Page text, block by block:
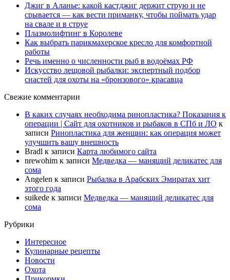
Джиг в Аланье: какой кастджиг держит струю и не
срывается — как вести приманку, чтобы поймать удар
на свале и в струе
Плазмолифтинг в Королеве
Как выбрать парикмахерское кресло для комфортной
работы
Речь именно о численности рыб в водоёмах РФ
Искусство лещовой рыбалки: экспертный подбор
снастей для охоты на «бронзового» красавца
Свежие комментарии
В каких случаях необходима ринопластика? Показания к
операции | Сайт для охотников и рыбаков в СПб и ЛО к
записи Ринопластика для женщин: как операция может
улучшить вашу внешность
Bradl к записи Карта любимого сайта
nrewohim к записи Медведка — манящий деликатес для
сома
Angelen к записи Рыбалка в Арабских Эмиратах хит
этого года
suikede к записи Медведка — манящий деликатес для
сома
Рубрики
Интересное
Кулинарные рецепты
Новости
Охота